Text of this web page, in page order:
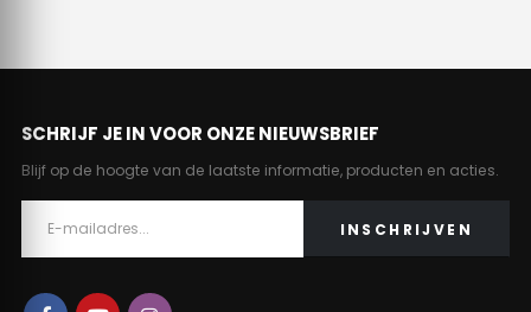
SCHRIJF JE IN VOOR ONZE NIEUWSBRIEF
Blijf op de hoogte van de laatste informatie, producten en acties.